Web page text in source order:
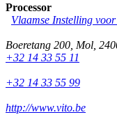
Processor
Vlaamse Instelling
Boeretang 200 Mol
+32 14 33 55 11
+32 14 33 55 99
http://www.vito.be